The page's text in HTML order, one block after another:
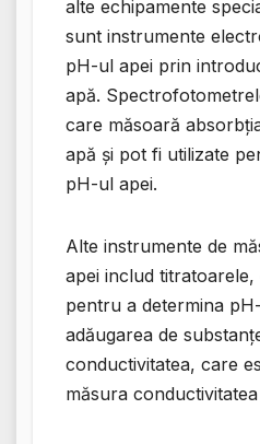
alte echipamente
sunt instrumente
pH-ul apei prin
apă.
care măsoară
apă și pot fi utilizate
pH-ul apei.
Alte instrumente de
apei includ
pentru a determina
adăugarea de
conductivitatea, care
măsura